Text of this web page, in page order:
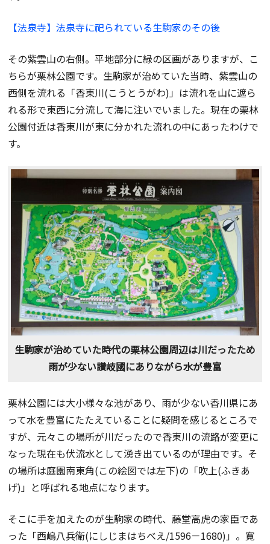
【法泉寺】法泉寺に祀られている生駒家のその後
その紫雲山の右側。平地部分に緑の区画がありますが、こ
ちらが栗林公園です。生駒家が治めていた当時、紫雲山の
西側を流れる「香東川(こうとうがわ)」は流れを山に遮ら
れる形で東西に分流して海に注いでいました。現在の栗林
公園付近は香東川が東に分かれた流れの中にあったわけで
す。
生駒家が治めていた時代の栗林公園周辺は川だったため
雨が少ない讃岐國にありながら水が豊富
栗林公園には大小様々な池があり、雨が少ない香川県にあ
って水を豊富にたたえていることに疑問を感じるところで
すが、元々この場所が川だったので香東川の流路が変更に
なった現在も伏流水として湧き出ているのが理由です。そ
の場所は庭園南東角(この絵図では左下)の「吹上(ふきあ
げ)」と呼ばれる地点になります。
そこに手を加えたのが生駒家の時代、藤堂高虎の家臣であ
った「西嶋八兵衛(にしじまはちべえ/1596－1680)」。寛